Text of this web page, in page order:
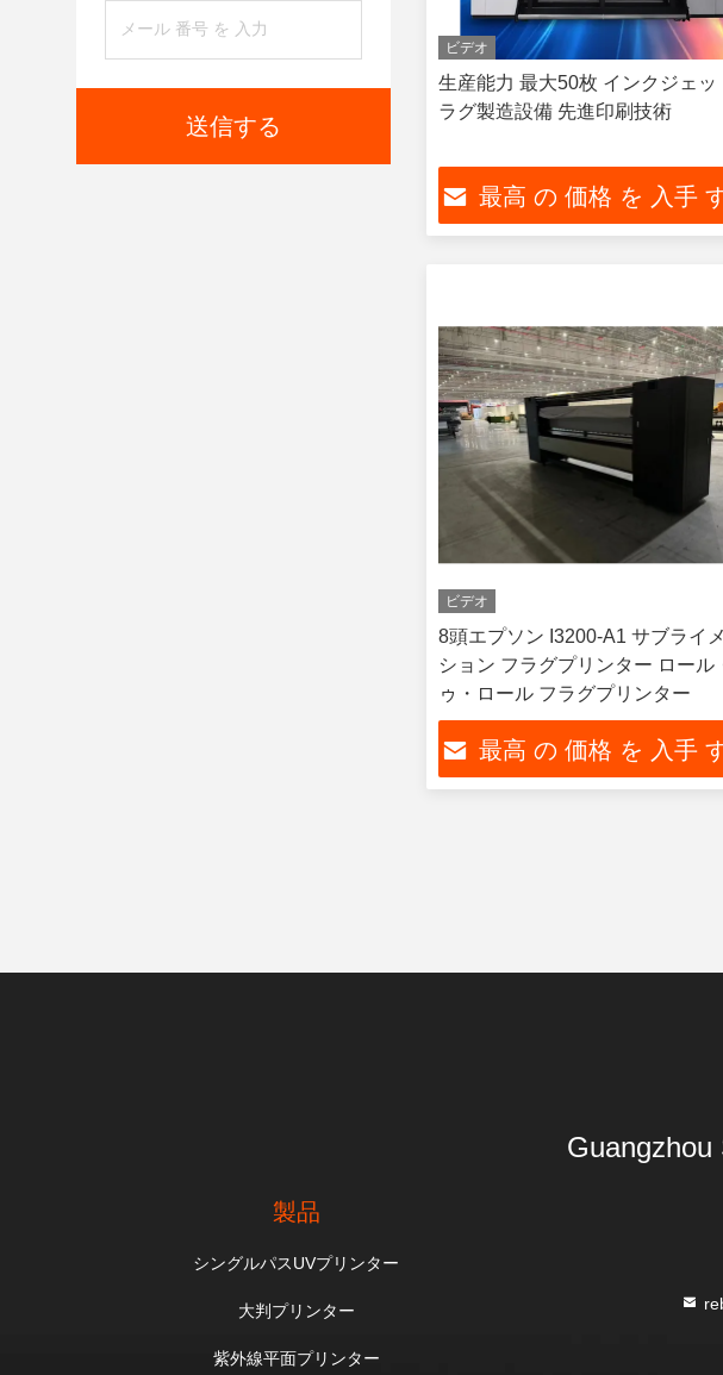
送信する
ビデオ
生産能力 最大50枚 インクジェッ
ラグ製造設備 先進印刷技術
最高 の 価格 を 入手
ビデオ
8頭エプソン I3200-A1 サブライ
ション フラグプリンター ロール
ゥ・ロール フラグプリンター
最高 の 価格 を 入手
Guangzhou
製品
シングルパスUVプリンター
大判プリンター
紫外線平面プリンター